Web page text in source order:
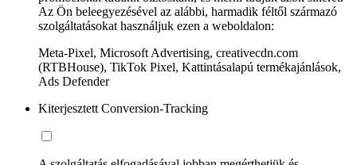
Az Ön beleegyezésével az alábbi, harmadik féltől származó
szolgáltatásokat használjuk ezen a weboldalon:
Meta-Pixel, Microsoft Advertising, creativecdn.com
(RTBHouse), TikTok Pixel, Kattintásalapú termékajánlások,
Ads Defender
Kiterjesztett Conversion-Tracking